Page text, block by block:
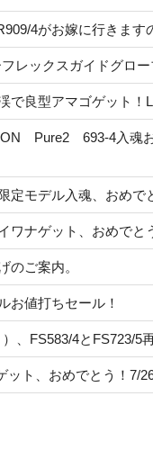
4がお嫁に行きます
レックスガイドグロー
で良型アマゴゲット！
Pure2 693-4入魂
定モデル入魂、おめで
ワナゲット、おめでと
ご案内。
お値打ちセール！
、FS583/4とFS723/5再
ット、おめでとう！7/